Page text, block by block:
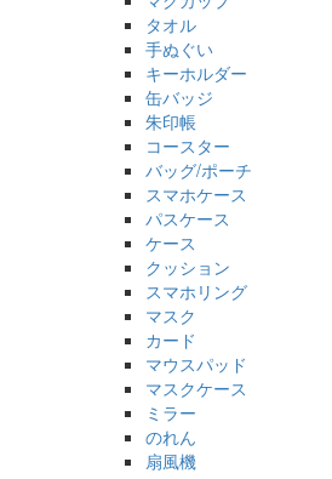
タオル
手ぬぐい
キーホルダー
缶バッジ
朱印帳
コースター
バッグ/ポーチ
スマホケース
パスケース
ケース
クッション
スマホリング
マスク
カード
マウスパッド
マスクケース
ミラー
のれん
扇風機